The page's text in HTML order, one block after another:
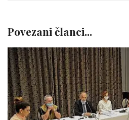
Povezani članci...